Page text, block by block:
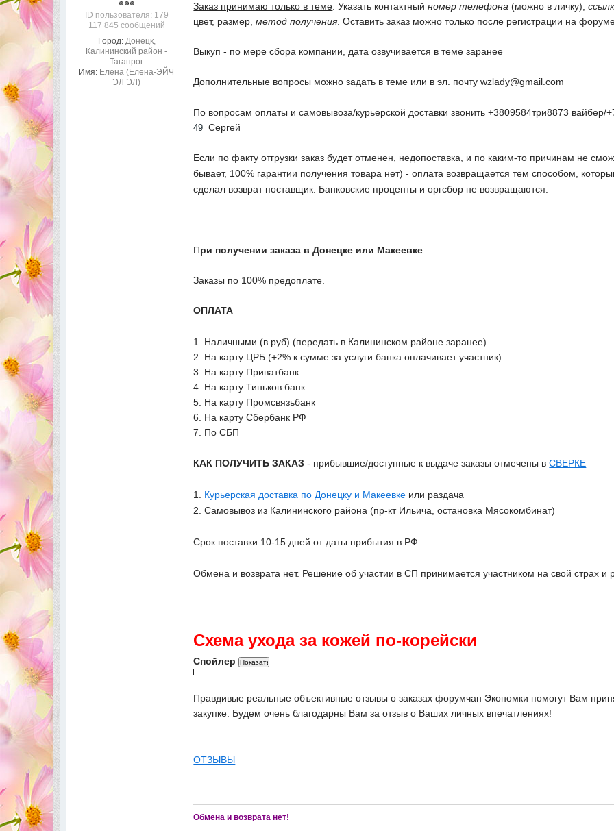
ID пользователя: 179
117 845 сообщений
Город: Донецк,
Калининский район -
Таганрог
Имя: Елена (Елена-ЭЙЧ
ЭЛ ЭЛ)
Заказ принимаю только в теме . Указать контактныйномер телефона (можно в личку),
цвет, размер,метод получения . Оставить заказ можно только после регистрации на
Выкуп - по мере сбора компании, дата озвучивается в теме заранее
Дополнительные вопросы можно задать в теме или в эл. почтуwzlady@gmail.com
По вопросам оплаты и самовывоза/курьерской доставки звонить +3809584три8873 вайбер/
49 Сергей
Если по факту отгрузки заказ будет отменен, недопоставка, и по каким-то причинам не
бывает, 100% гарантии получения товара нет) - оплата возвращается тем способом,
сделал возврат поставщик. Банковские проценты и оргсбор не возвращаются.
При получении заказа в Донецке или Макеевке
Заказы по 100% предоплате.
ОПЛАТА
1. Наличными (в руб) (передать в Калининском районе заранее)
2. На карту ЦРБ (+2% к сумме за услуги банка оплачивает участник)
3. На карту Приватбанк
4. На карту Тиньков банк
5. На карту Промсвязьбанк
6. На карту Сбербанк РФ
7. По СБП
КАК ПОЛУЧИТЬ ЗАКАЗ- прибывшие/доступные к выдаче заказы отмечены вСВЕРКЕ
1. Курьерская доставка по Донецку и Макеевке или раздача
2. Самовывоз из Калининского района (пр-кт Ильича, остановка Мясокомбинат)
Срок поставки 10-15 дней от даты прибытия в РФ
Обмена и возврата нет. Решение об участии в СП принимается участником на свой страх и
Схема ухода за кожей по-корейски
Спойлер
Правдивые реальные объективные отзывы о заказах форумчан Экономки помогут Вам
закупке. Будем очень благодарны Вам за отзыв о Ваших личных впечатлениях!
ОТЗЫВЫ
Обмена и возврата нет!